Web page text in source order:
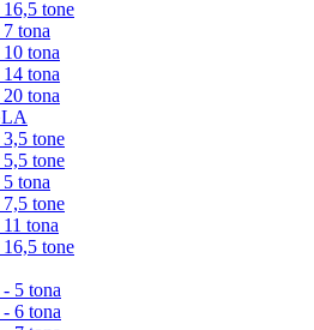
tone
tona
tona
tona
tona
tone
tone
tona
tone
tona
tone
5 tona
6 tona